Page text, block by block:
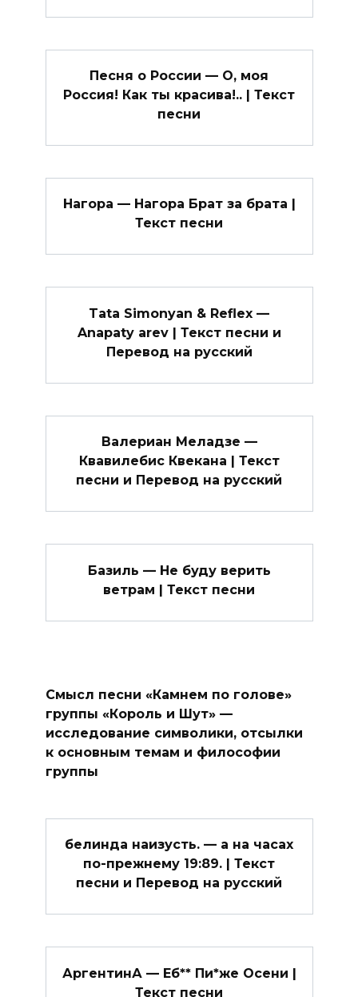
Песня о России — О, моя
Россия! Как ты красива!.. | Текст
песни
Нагора — Нагора Брат за брата |
Текст песни
Tata Simonyan & Reflex —
Anapaty arev | Текст песни и
Перевод на русский
Валериан Меладзе —
Квавилебис Квекана | Текст
песни и Перевод на русский
Базиль — Не буду верить
ветрам | Текст песни
Смысл песни «Камнем по голове»
группы «Король и Шут» —
исследование символики, отсылки
к основным темам и философии
группы
белинда наизусть. — а на часах
по-прежнему 19:89. | Текст
песни и Перевод на русский
АргентинА — Еб** Пи*же Осени |
Текст песни